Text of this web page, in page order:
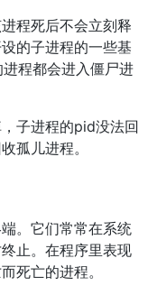
程死后不会立刻释
的子进程的一些基
程都会进入僵尸进
子进程的pid没法回
孤儿进程。
。它们常常在系统
止。在程序里表现
死亡的进程。